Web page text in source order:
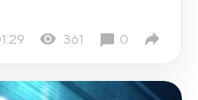
361 0